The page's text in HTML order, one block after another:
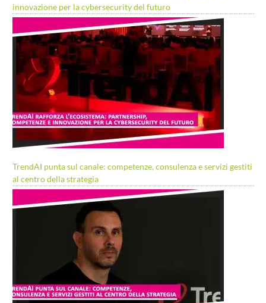
innovazione per la cybersecurity del futuro
TrendAI punta sul canale: competenze, consulenza e servizi gestiti
al centro della strategia